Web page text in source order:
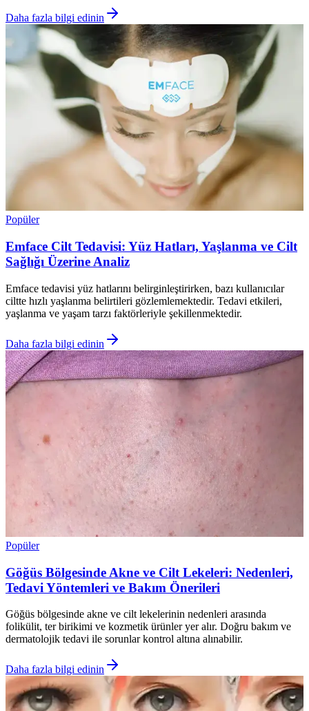
Daha fazla bilgi edinin
Popüler
Emface Cilt Tedavisi: Yüz Hatları, Yaşlanma ve Cilt
Sağlığı Üzerine Analiz
Emface tedavisi yüz hatlarını belirginleştirirken, bazı kullanıcılar
ciltte hızlı yaşlanma belirtileri gözlemlemektedir. Tedavi etkileri,
yaşlanma ve yaşam tarzı faktörleriyle şekillenmektedir.
Daha fazla bilgi edinin
Popüler
Göğüs Bölgesinde Akne ve Cilt Lekeleri: Nedenleri,
Tedavi Yöntemleri ve Bakım Önerileri
Göğüs bölgesinde akne ve cilt lekelerinin nedenleri arasında
folikülit, ter birikimi ve kozmetik ürünler yer alır. Doğru bakım ve
dermatolojik tedavi ile sorunlar kontrol altına alınabilir.
Daha fazla bilgi edinin